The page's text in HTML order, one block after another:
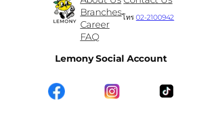
Branches
Career
FAQ
โทร02-2100942
Lemony Social Account